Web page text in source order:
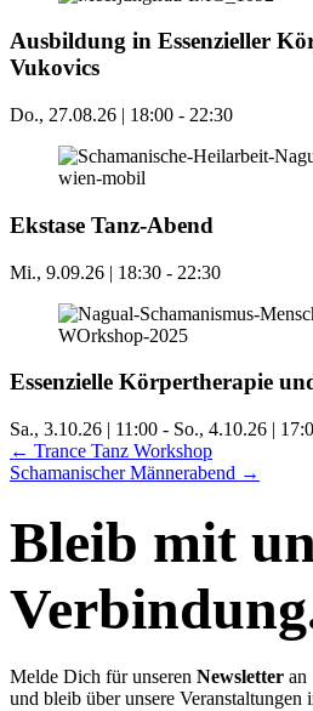
Ausbildung in Essenzieller
Vukovics
Do., 27.08.26 | 18:00 - 22:30
Ekstase Tanz-Abend
Mi., 9.09.26 | 18:30 - 22:30
Essenzielle Körpertherapie
Sa., 3.10.26 | 11:00 - So., 4.10.26 |
Posts
navigation
← Trance Tanz Workshop
Schamanischer Männerabend →
Bleib mit
Melde Dich für unseren Newsletter an
und bleib über unsere Veranstaltungen